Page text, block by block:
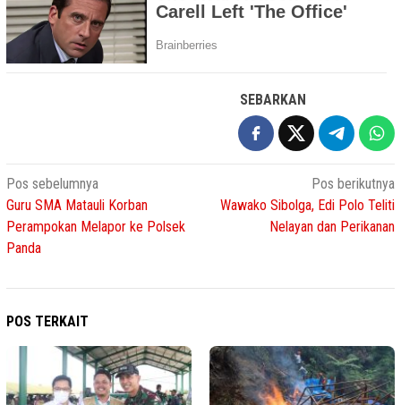
SEBARKAN
Navigasi
pos
Pos sebelumnya
Guru SMA Matauli Korban
Perampokan Melapor ke Polsek
Panda
Pos berikutnya
Wawako Sibolga, Edi Polo Teliti
Nelayan dan Perikanan
POS TERKAIT